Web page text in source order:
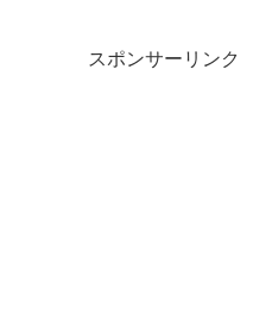
スポンサーリンク